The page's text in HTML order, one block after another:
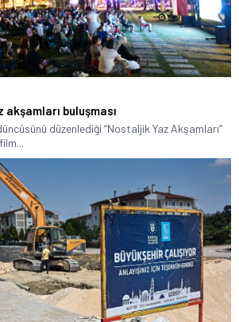
buluşması
düzenlediği “Nostaljik Yaz Akşamları”